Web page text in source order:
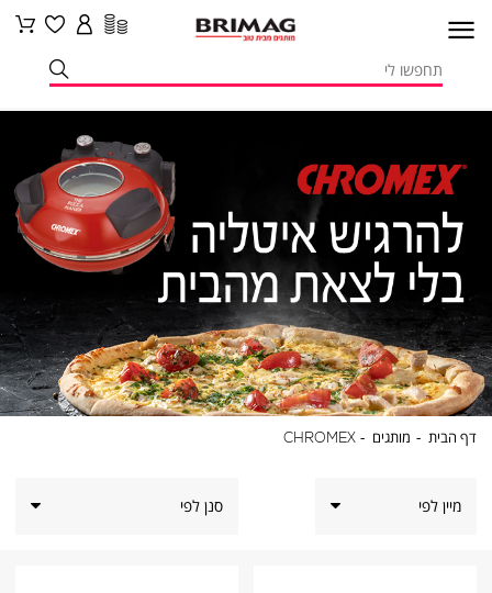
דף הבית דף מותגים מותגים
CHROMEX
סנן לפי